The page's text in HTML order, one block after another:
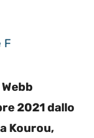
F
2021 dallo
Kourou,